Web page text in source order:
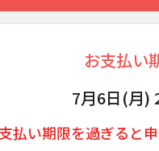
お支払い
7月6日(月)
払い期限を過ぎると